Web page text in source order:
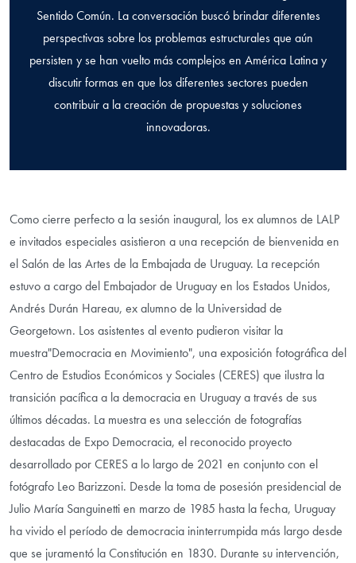
Sentido Común. La conversación buscó brindar diferentes
perspectivas sobre los problemas estructurales que aún
persisten y se han vuelto más complejos en América Latina y
discutir formas en que los diferentes sectores pueden
contribuir a la creación de propuestas y soluciones
innovadoras.
Como cierre perfecto a la sesión inaugural, los ex alumnos de LALP
e invitados especiales asistieron a una recepción de bienvenida en
el Salón de las Artes de la Embajada de Uruguay. La recepción
estuvo a cargo del Embajador de Uruguay en los Estados Unidos,
Andrés Durán Hareau, ex alumno de la Universidad de
Georgetown. Los asistentes al evento pudieron visitar la
muestra"Democracia en Movimiento", una exposición fotográfica del
Centro de Estudios Económicos y Sociales (CERES) que ilustra la
transición pacífica a la democracia en Uruguay a través de sus
últimos décadas. La muestra es una selección de fotografías
destacadas de Expo Democracia, el reconocido proyecto
desarrollado por CERES a lo largo de 2021 en conjunto con el
fotógrafo Leo Barizzoni. Desde la toma de posesión presidencial de
Julio María Sanguinetti en marzo de 1985 hasta la fecha, Uruguay
ha vivido el período de democracia ininterrumpida más largo desde
que se juramentó la Constitución en 1830. Durante su intervención,